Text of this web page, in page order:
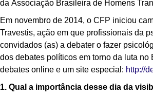
da Associação Brasileira de Homens
Em novembro de 2014, o CFP iniciou
Travestis, ação em que profissionais da
convidados (as) a debater o fazer
dos debates políticos em torno da luta
debates online e um site especial: http://
1. Qual a importância desse dia da